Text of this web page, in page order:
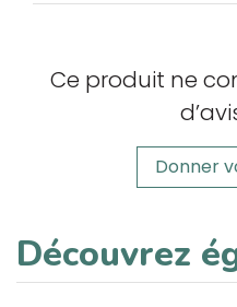
Ce produit ne
Donner
Découvrez